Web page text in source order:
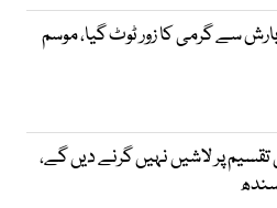
سے گرمی کا زور ٹوٹ گیا، موسم
پر لاشیں نہیں گرنے دیں گے،